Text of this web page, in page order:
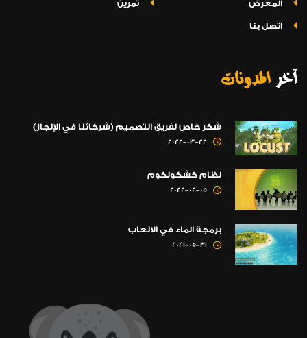
المعرض تمرين
اتصل بنا
آخرالمدونات
شكر خاص لفريق التصميم (شركائنا في الإنجاز)
2022-03-22
نظام كشكولكوم
2022-02-05
برمجة الماء في الالعاب
2021-05-31